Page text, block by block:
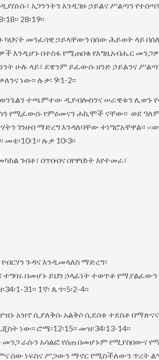
አጋንንትን እንዲገዙ ኃይልና ሥልጣን
28፡19፡፡
ካህናት መንፈሳዊ ኃይላቸውን በሰው ሕይወት ላይ
እንዲሆኑ በተስፋ የሚጠበቁ የእግዚአብሔር
ሁሉ ላይ፣ ደዌንም ይፈውሱ ዘንድ ኃይልንና
ነው፡፡ ሉቃ፡ 9፡1-2፡፡
ተጫምተው ዲያብሎስንና ሠራዊቱን ሊወጉ
የሚፈውሱ የምዕመናን ሐኪሞች ናቸው፡፡ ወደ
ገንዘብ ማድረግ እንዳለባቸው ተነግሮአቸዋል፡፡
ሉቃ 10፡3፡፡
ገብቶ፣ በጥበብና በየዋህነት እየተመራ፣
ጉዳና እንዲመላለስ ማድረግ፣
በመሆኑ ይህን ኃላፊነት ተወጥቶ የማያልፈውን
31፡፡ 1ኛ፡ ጴጥ፡5፡2-4፡፡
አዝኖ ሲያለቅሱ አልቅሶ ሲደሰቱ ተደስቶ
ሮሜ፡12፡15፡፡ መዝ፡34፡13-14፡፡
ራሱን አሳልፎ የሰጠ በመሆኑም የሚያስበውና
ሰው ነፍስና ሥጋውን ማኖር የሚስችለውን ጥረት